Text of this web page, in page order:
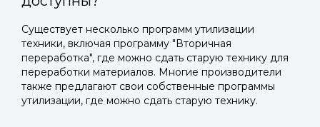
Существует несколько программ утилизации
техники, включая программу "Вторичная
переработка", где можно сдать старую технику для
переработки материалов. Многие производители
также предлагают свои собственные программы
утилизации, где можно сдать старую технику.